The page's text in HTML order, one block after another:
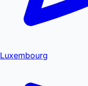
Luxembourg